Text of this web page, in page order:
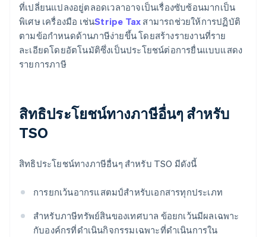
ที่เปลี่ยนแปลงอยู่ตลอดเวลาอาจเป็นเรื่องซับซ้อนมากเป็น
พิเศษ เครื่องมือ เช่นStripe Tax สามารถช่วยให้การปฏิบัติ
ตามข้อกำหนดด้านภาษีง่ายขึ้น โดยสร้างรายงานที่ราย
ละเอียดโดยอัตโนมัติซึ่งเป็นประโยชน์ต่อการยื่นแบบแสดง
รายการภาษี
สิทธิประโยชน์ทางภาษีอื่นๆ สำหรับ
TSO
สิทธิประโยชน์ทางภาษีอื่นๆ สำหรับ TSO มีดังนี้
การยกเว้นอากรแสตมป์สำหรับเอกสารทุกประเภท
สำหรับภาษีทรัพย์สินของเทศบาล ข้อยกเว้นมีผลเฉพาะ
กับองค์กรที่ดำเนินกิจกรรมเฉพาะที่ดำเนินการใน